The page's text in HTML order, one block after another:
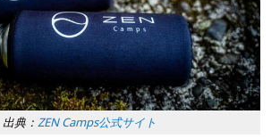
出典： ZEN Camps公式サイト